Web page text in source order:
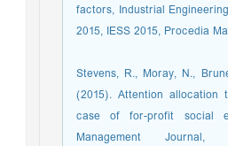
factors, Industrial
2015, IESS 2015, Procedia
Stevens, R., Moray, N.,
(2015). Attention
case of for-profit social
Management Journal,